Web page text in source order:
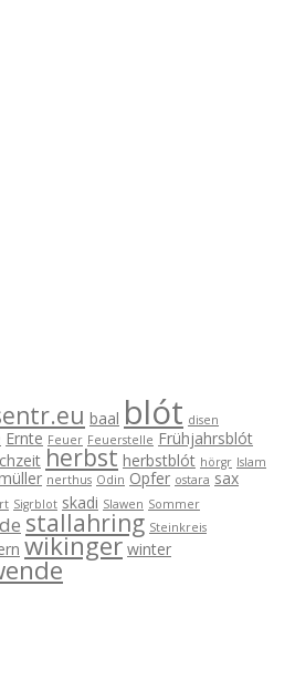
baal blót disen
Ernte Feuer Feuerstelle Frühjahrsblót
herbst herbstblót hörgr Islam
nerthus Odin Opfer ostara sax
Sigrblot skadi Slawen Sommer
stallahring Steinkreis
wikinger winter